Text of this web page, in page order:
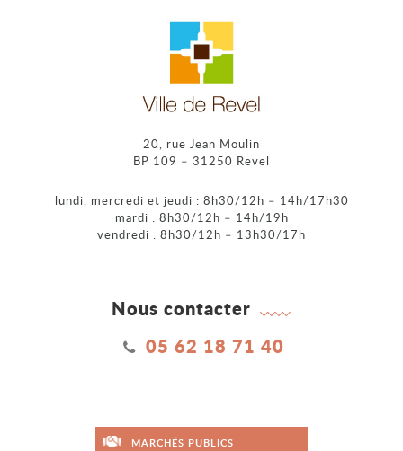
20, rue Jean Moulin
BP 109 – 31250 Revel
lundi, mercredi et jeudi : 8h30/12h – 14h/17h30
mardi : 8h30/12h – 14h/19h
vendredi : 8h30/12h – 13h30/17h
Nous contacter
05 62 18 71 40
MARCHÉS PUBLICS